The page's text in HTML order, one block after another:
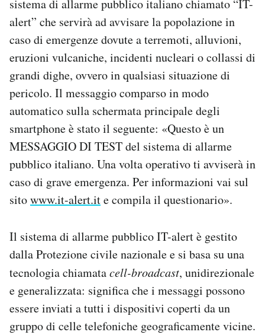
Newsletter
Notifiche mobile
Regala il Post
Hai bisogno di aiuto?
Esci
sistema di allarme pubblico italiano chiamato “IT-
alert” che servirà ad avvisare la popolazione in
caso di emergenze dovute a terremoti, alluvioni,
eruzioni vulcaniche, incidenti nucleari o collassi di
grandi dighe, ovvero in qualsiasi situazione di
pericolo. Il messaggio comparso in modo
automatico sulla schermata principale degli
smartphone è stato il seguente: «Questo è un
MESSAGGIO DI TEST del sistema di allarme
pubblico italiano. Una volta operativo ti avviserà in
caso di grave emergenza. Per informazioni vai sul
sitowww.it-alert.ite compila il questionario».
Il sistema di allarme pubblico IT-alert è gestito
dalla Protezione civile nazionale e si basa su una
tecnologia chiamatacell-broadcast, unidirezionale
e generalizzata: significa che i messaggi possono
essere inviati a tutti i dispositivi coperti da un
gruppo di celle telefoniche geograficamente vicine.